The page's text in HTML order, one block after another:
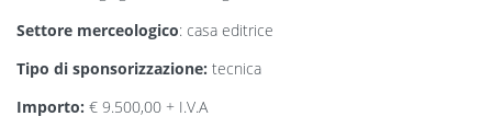
Settore merceologico: casa editrice
Tipo di sponsorizzazione: tecnica
Importo: € 9.500,00 + I.V.A